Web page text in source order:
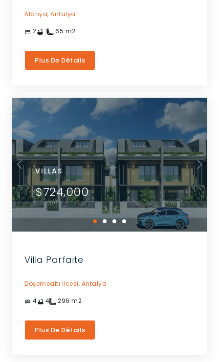
Alanya, Antalya
2 1 65 m2
Plus De Détails
VILLAS
$724,000
Villa Parfaite
Döşemealtı İlçesi, Antalya
4 4 296 m2
Plus De Détails